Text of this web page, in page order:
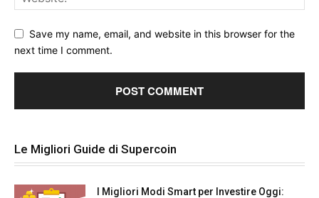
Save my name, email, and website in this browser for the
next time I comment.
Le Migliori Guide di Supercoin
I Migliori Modi Smart per Investire Oggi: